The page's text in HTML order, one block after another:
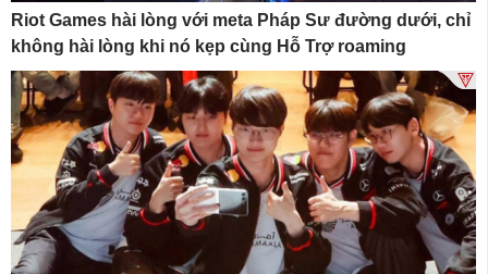
Riot Games hài lòng với meta Pháp Sư đường dưới, chỉ
không hài lòng khi nó kẹp cùng Hỗ Trợ roaming